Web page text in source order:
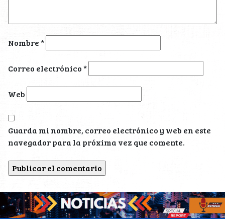
Nombre*
Correo electrónico*
Web
Guarda mi nombre, correo electrónico y web en este
navegador para la próxima vez que comente.